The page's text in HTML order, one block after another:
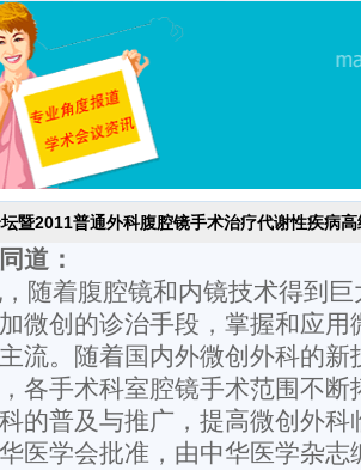
暨2011普通外科腹腔镜手术治疗代谢性疾病
道：
随着腹腔镜和内镜技术得到
微创的诊治手段，掌握和应用
流。随着国内外微创外科的新
各手术科室腔镜手术范围不断
的普及与推广，提高微创外科
医学会批准，由中华医学杂志